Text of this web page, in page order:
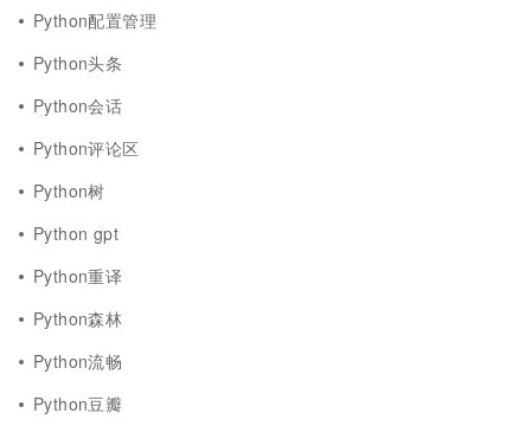
Python配置管理
Python头条
Python会话
Python评论区
Python树
Python gpt
Python重译
Python森林
Python流畅
Python豆瓣